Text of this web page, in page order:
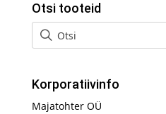
Otsi tooteid
Korporatiivinfo
Majatohter OÜ